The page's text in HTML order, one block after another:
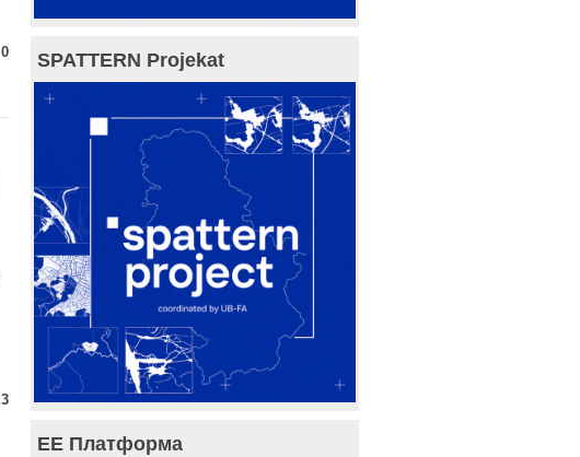
0
3
SPATTERN Projekat
ЕЕ Платформа